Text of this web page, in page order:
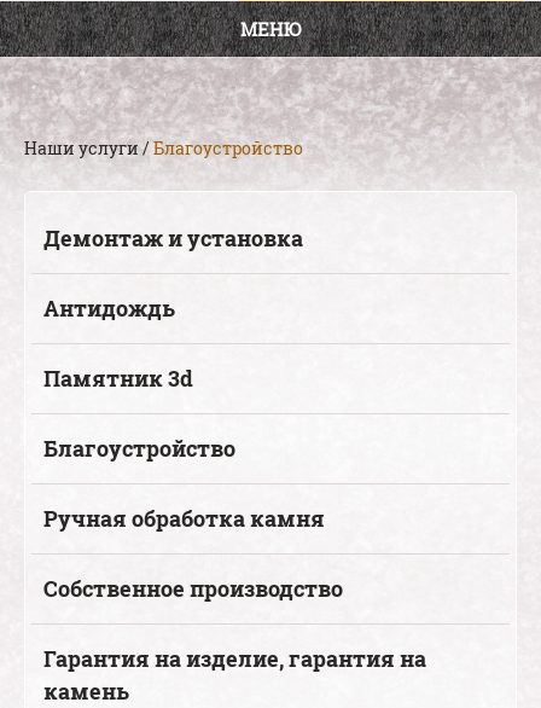
МЕНЮ
Наши услуги /Благоустройство
Демонтаж и установка
Антидождь
Памятник 3d
Благоустройство
Ручная обработка камня
Собственное производство
Гарантия на изделие, гарантия на
камень